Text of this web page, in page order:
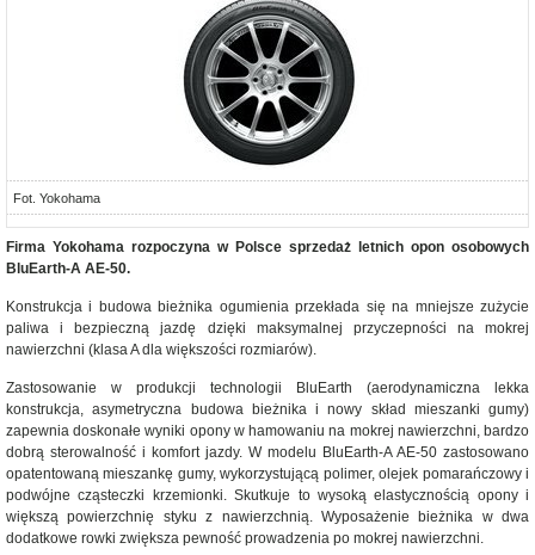
Fot. Yokohama
Firma Yokohama rozpoczyna w Polsce sprzedaż letnich opon osobowych
BluEarth-A AE-50.
Konstrukcja i budowa bieżnika ogumienia przekłada się na mniejsze zużycie
paliwa i bezpieczną jazdę dzięki maksymalnej przyczepności na mokrej
nawierzchni (klasa A dla większości rozmiarów).
Zastosowanie w produkcji technologii BluEarth (aerodynamiczna lekka
konstrukcja, asymetryczna budowa bieżnika i nowy skład mieszanki gumy)
zapewnia doskonałe wyniki opony w hamowaniu na mokrej nawierzchni, bardzo
dobrą sterowalność i komfort jazdy. W modelu BluEarth-A AE-50 zastosowano
opatentowaną mieszankę gumy, wykorzystującą polimer, olejek pomarańczowy i
podwójne cząsteczki krzemionki. Skutkuje to wysoką elastycznością opony i
większą powierzchnię styku z nawierzchnią. Wyposażenie bieżnika w dwa
dodatkowe rowki zwiększa pewność prowadzenia po mokrej nawierzchni.